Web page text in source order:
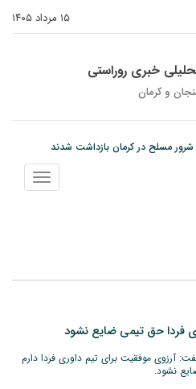
۱۵ مرداد ۱۴۰۵
خبری روراستی
و كرمان
راه‌آهن احمدآباد با قید فوریت پیگیرینمایش
منو
فردا حق تیمی ضایع نشود
آرزوی موفقیت برای تیم داوری فردا دارم
نشود.